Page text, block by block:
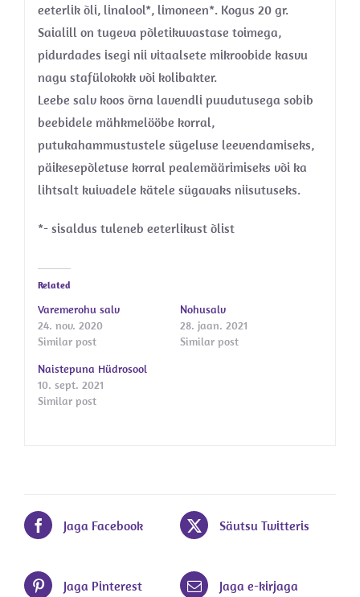
eeterlik õli, linalool*, limoneen*. Kogus 20 gr.
Saialill on tugeva põletikuvastase toimega,
pidurdades isegi nii vitaalsete mikroobide kasvu
nagu stafülokokk või kolibakter.
Leebe salv koos õrna lavendli puudutusega sobib
beebidele mähkmelööbe korral,
putukahammustustele sügeluse leevendamiseks,
päikesepõletuse korral pealemäärimiseks või ka
lihtsalt kuivadele kätele sügavaks niisutuseks.
*- sisaldus tuleneb eeterlikust õlist
Related
Varemerohu salv
24. nov. 2020
Similar post
Nohusalv
28. jaan. 2021
Similar post
Naistepuna Hüdrosool
10. sept. 2021
Similar post
Jaga Facebook Säutsu Twitteris
Jaga Pinterest Jaga e-kirjaga